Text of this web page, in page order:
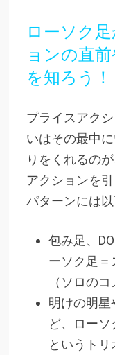
ローソク
ョンの直
を知ろう！
プライスアク
いはその最中
りをくれるの
アクションを
パターンには
包み足、
ーソク足＝
（ソロのコ
明けの明星
ど、ロー
というトリ